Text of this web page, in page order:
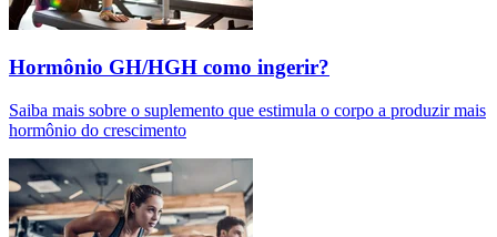
Hormônio GH/HGH como ingerir?
Saiba mais sobre o suplemento que estimula o corpo a produzir mais
hormônio do crescimento